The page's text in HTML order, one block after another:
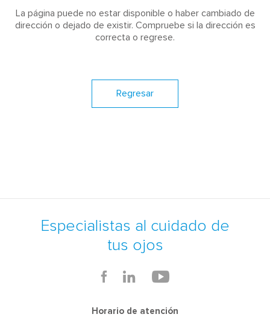
La página puede no estar disponible o haber cambiado de
dirección o dejado de existir. Compruebe si la dirección es
correcta o regrese.
Regresar
Especialistas al cuidado de
tus ojos
Horario de atención